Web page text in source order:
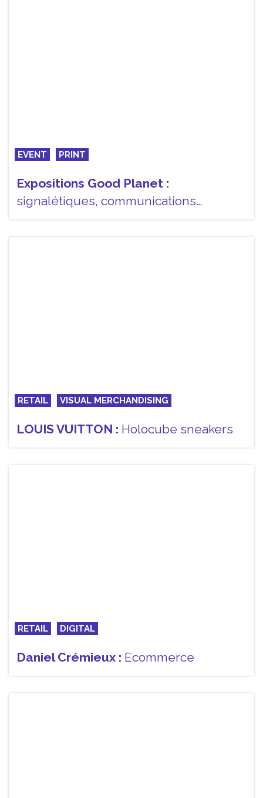
EVENT PRINT
Expositions Good Planet :
signalétiques, communications…
RETAIL VISUAL MERCHANDISING
LOUIS VUITTON : Holocube sneakers
RETAIL DIGITAL
Daniel Crémieux : Ecommerce